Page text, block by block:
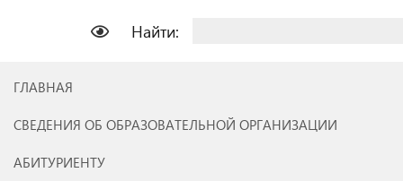
Найти:
ГЛАВНАЯ
СВЕДЕНИЯ ОБ ОБРАЗОВАТЕЛЬНОЙ ОРГАНИЗАЦИИ
АБИТУРИЕНТУ